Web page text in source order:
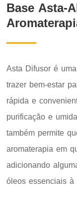
Base Asta-
Asta Difusor é
trazer bem-estar
rápida e
purificação e
também permite
aromaterapia em
adicionando
óleos essenciais à